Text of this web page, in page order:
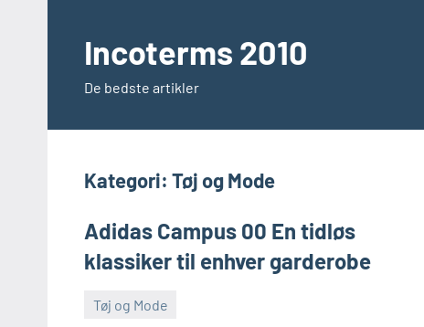
indholdIncoterms 2010
De bedste artikler
Kategori: Tøj og Mode
Adidas Campus 00 En tidløs
klassiker til enhver garderobe
Tøj og Mode
juni
Admin